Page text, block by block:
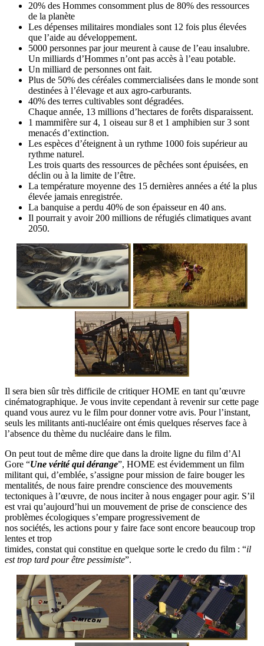
20% des Hommes consomment plus de 80% des ressources
de la planète
Les dépenses militaires mondiales sont 12 fois plus élevées
que l’aide au développement.
5000 personnes par jour meurent à cause de l’eau insalubre.
Un milliards d’Hommes n’ont pas accès à l’eau potable.
Un milliard de personnes ont fait.
Plus de 50% des céréales commercialisées dans le monde sont
destinées à l’élevage et aux agro-carburants.
40% des terres cultivables sont dégradées.
Chaque année, 13 millions d’hectares de forêts disparaissent.
1 mammifère sur 4, 1 oiseau sur 8 et 1 amphibien sur 3 sont
menacés d’extinction.
Les espèces d’éteignent à un rythme 1000 fois supérieur au
rythme naturel.
Les trois quarts des ressources de pêchées sont épuisées, en
déclin ou à la limite de l’être.
La température moyenne des 15 dernières années a été la plus
élevée jamais enregistrée.
La banquise a perdu 40% de son épaisseur en 40 ans.
Il pourrait y avoir 200 millions de réfugiés climatiques avant
2050.
Il sera bien sûr très difficile de critiquer HOME en tant qu’œuvre
cinématographique. Je vous invite cependant à revenir sur cette page
quand vous aurez vu le film pour donner votre avis. Pour l’instant,
seuls les militants anti-nucléaire ont émis quelques réserves face à
l’absence du thème du nucléaire dans le film.
On peut tout de même dire que dans la droite ligne du film d’Al
Gore “Une vérité qui dérange”, HOME est évidemment un film
militant qui, d’emblée, s’assigne pour mission de faire bouger les
mentalités, de nous faire prendre conscience des mouvements
tectoniques à l’œuvre, de nous inciter à nous engager pour agir. S’il
est vrai qu’aujourd’hui un mouvement de prise de conscience des
problèmes écologiques s’empare progressivement de
nos sociétés, les actions pour y faire face sont encore beaucoup trop
lentes et trop
timides, constat qui constitue en quelque sorte le credo du film : “il
est trop tard pour être pessimiste”.